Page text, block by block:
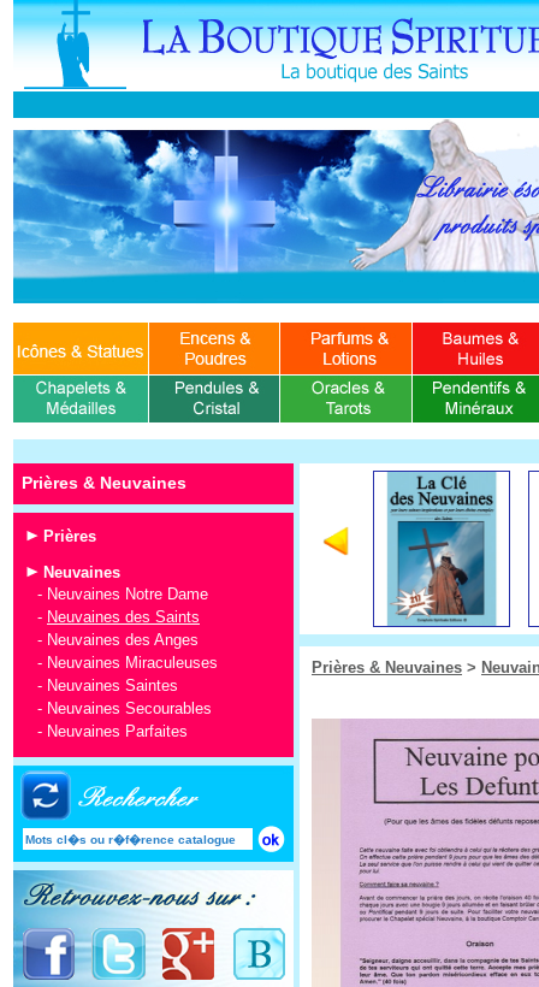
Prières & Neuvaines
Prières
Neuvaines
- Neuvaines Notre Dame
- Neuvaines des Saints
- Neuvaines des Anges
- Neuvaines Miraculeuses
- Neuvaines Saintes
- Neuvaines Secourables
- Neuvaines Parfaites
Prières & Neuvaines >